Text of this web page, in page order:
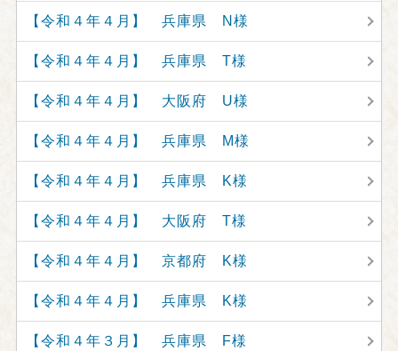
【令和４年４月】 兵庫県 N様
【令和４年４月】 兵庫県 T様
【令和４年４月】 大阪府 U様
【令和４年４月】 兵庫県 M様
【令和４年４月】 兵庫県 K様
【令和４年４月】 大阪府 T様
【令和４年４月】 京都府 K様
【令和４年４月】 兵庫県 K様
【令和４年３月】 兵庫県 F様